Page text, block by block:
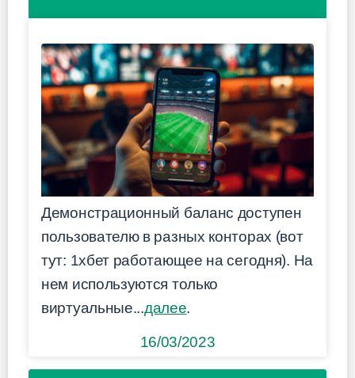
Демонстрационный баланс доступен
пользователю в разных конторах (вот
тут: 1хбет работающее на сегодня). На
нем используются только
виртуальные...далее.
16/03/2023